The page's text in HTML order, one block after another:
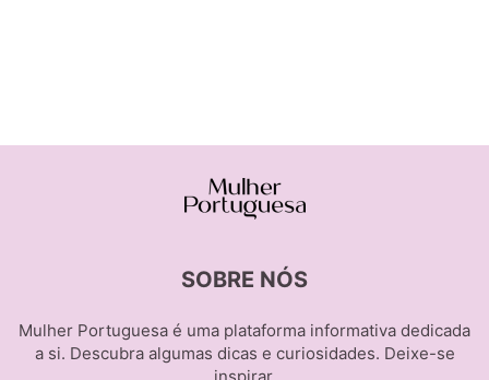
SOBRE NÓS
Mulher Portuguesa é uma plataforma informativa dedicada
a si. Descubra algumas dicas e curiosidades. Deixe-se
inspirar.